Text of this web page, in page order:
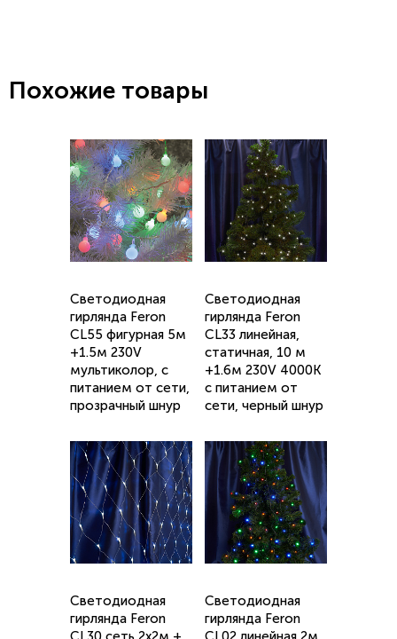
Похожие товары
Светодиодная
гирлянда Feron
CL55 фигурная 5м
+1.5м 230V
мультиколор, c
питанием от сети,
прозрачный шнур
Светодиодная
гирлянда Feron
CL33 линейная,
статичная, 10 м
+1.6м 230V 4000K
c питанием от
сети, черный шнур
Светодиодная
гирлянда Feron
Светодиодная
гирлянда Feron